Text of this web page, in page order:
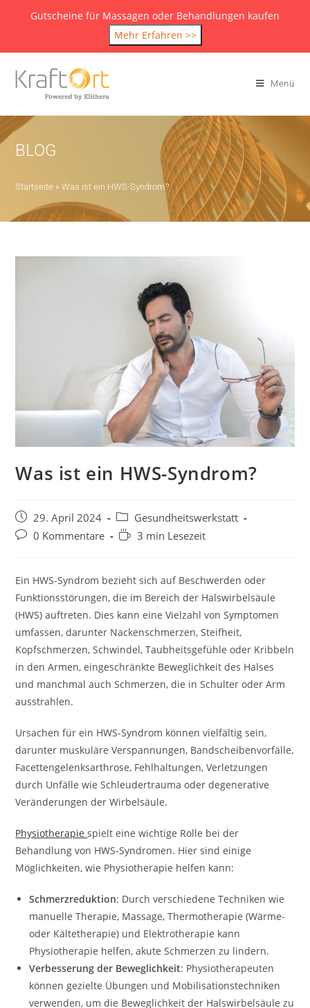
Gutscheine für Massagen oder Behandlungen kaufen
Mehr Erfahren >>
Menü
BLOG
Startseite »Was ist ein HWS-Syndrom?
Was ist ein HWS-Syndrom?
29. April 2024
Gesundheitswerkstatt
0 Kommentare
3 min Lesezeit
Ein HWS-Syndrom bezieht sich auf Beschwerden oder
Funktionsstörungen, die im Bereich der Halswirbelsäule
(HWS) auftreten. Dies kann eine Vielzahl von Symptomen
umfassen, darunter Nackenschmerzen, Steifheit,
Kopfschmerzen, Schwindel, Taubheitsgefühle oder Kribbeln
in den Armen, eingeschränkte Beweglichkeit des Halses
und manchmal auch Schmerzen, die in Schulter oder Arm
ausstrahlen.
Ursachen für ein HWS-Syndrom können vielfältig sein,
darunter muskuläre Verspannungen, Bandscheibenvorfälle,
Facettengelenksarthrose, Fehlhaltungen, Verletzungen
durch Unfälle wie Schleudertrauma oder degenerative
Veränderungen der Wirbelsäule.
Physiotherapiespielt eine wichtige Rolle bei der
Behandlung von HWS-Syndromen. Hier sind einige
Möglichkeiten, wie Physiotherapie helfen kann:
Schmerzreduktion: Durch verschiedene Techniken wie
manuelle Therapie, Massage, Thermotherapie (Wärme-
oder Kältetherapie) und Elektrotherapie kann
Physiotherapie helfen, akute Schmerzen zu lindern.
Verbesserung der Beweglichkeit: Physiotherapeuten
können gezielte Übungen und Mobilisationstechniken
verwenden, um die Beweglichkeit der Halswirbelsäule zu